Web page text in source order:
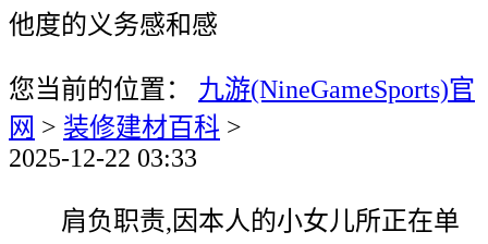
他度的义务感和感
您当前的位置： 九游(NineGameSports)官
网 > 装修建材百科 >
2025-12-22 03:33
肩负职责,因本人的小女儿所正在单